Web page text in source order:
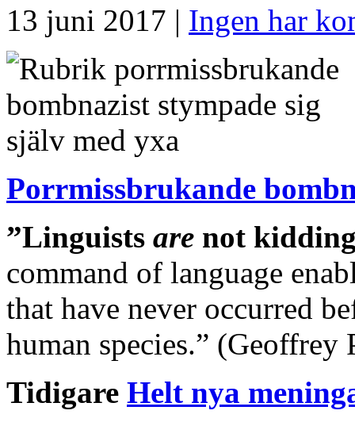
13 juni 2017 | Ingen har
Porrmissbrukande
”Linguists are not
command of language
that have never occurred
human species.” (Geoffrey
Tidigare Helt nya